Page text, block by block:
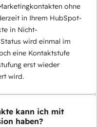
ohne
in Ihrem HubSpot-
in Nicht-
wird einmal im
eine Kontaktstufe
erst wieder
wird.
kann ich mit
haben?